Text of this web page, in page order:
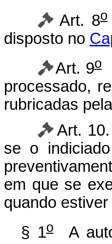
Art. 8o
disposto no
Art. 9o
processado,
rubricadas
Art.
se o
em que se
quando
§ 1oA